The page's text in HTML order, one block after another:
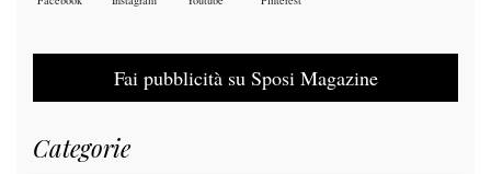
Fai pubblicità su Sposi Magazine
Categorie